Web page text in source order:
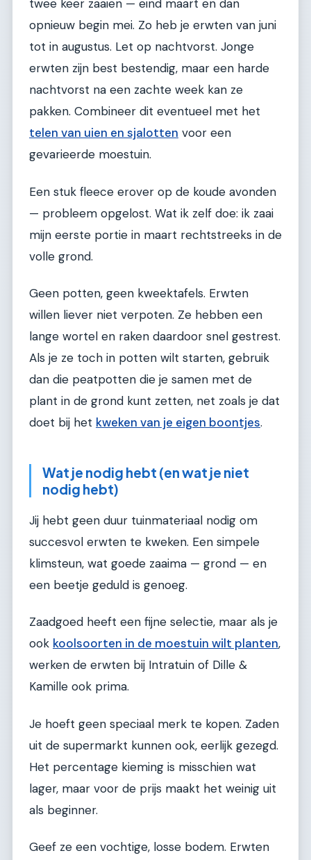
twee keer zaaien — eind maart en dan
opnieuw begin mei. Zo heb je erwten van juni
tot in augustus. Let op nachtvorst. Jonge
erwten zijn best bestendig, maar een harde
nachtvorst na een zachte week kan ze
pakken. Combineer dit eventueel met het
telen van uien en sjalotten voor een
gevarieerde moestuin.
Een stuk fleece erover op de koude avonden
— probleem opgelost. Wat ik zelf doe: ik zaai
mijn eerste portie in maart rechtstreeks in de
volle grond.
Geen potten, geen kweektafels. Erwten
willen liever niet verpoten. Ze hebben een
lange wortel en raken daardoor snel gestrest.
Als je ze toch in potten wilt starten, gebruik
dan die peatpotten die je samen met de
plant in de grond kunt zetten, net zoals je dat
doet bij het kweken van je eigen boontjes.
Wat je nodig hebt (en wat je niet
nodig hebt)
Jij hebt geen duur tuinmateriaal nodig om
succesvol erwten te kweken. Een simpele
klimsteun, wat goede zaaima — grond — en
een beetje geduld is genoeg.
Zaadgoed heeft een fijne selectie, maar als je
ook koolsoorten in de moestuin wilt planten,
werken de erwten bij Intratuin of Dille &
Kamille ook prima.
Je hoeft geen speciaal merk te kopen. Zaden
uit de supermarkt kunnen ook, eerlijk gezegd.
Het percentage kieming is misschien wat
lager, maar voor de prijs maakt het weinig uit
als beginner.
Geef ze een vochtige, losse bodem. Erwten